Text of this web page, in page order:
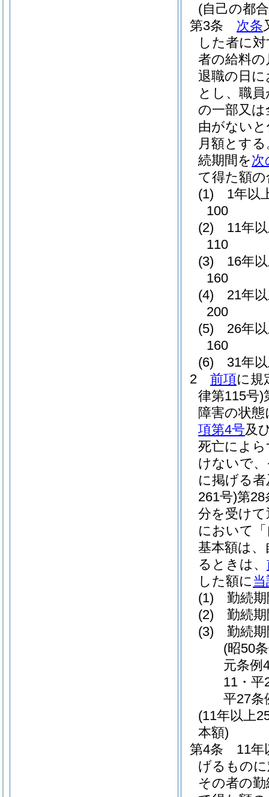
(自己の都
第3条
次条
した者に
者の給料の
退職の日
とし、職
の一部又
由がない
月額とす
続期間を次
て得た額
(1)
1年以
100
(2)
11年
110
(3)
16年
160
(4)
21年
200
(5)
26年
160
(6)
31年
2
前項に規
律第115号)
障害の状
項第4号及
死亡によ
けないで
に掲げる
261号)第28
分を受け
において
基本額は
るときは、
した額に
(1)
勤続
(2)
勤続
(3)
勤続
(昭50
元条例
11・平
平27条
(11年以上
本額)
第4条
11年
げるもの
その者の